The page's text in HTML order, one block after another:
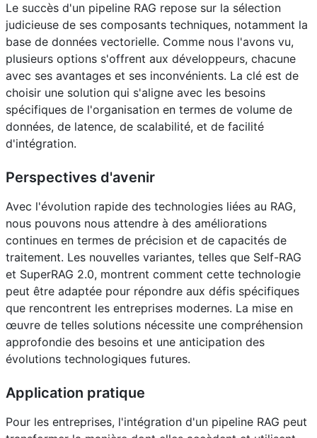
Le succès d'un pipeline RAG repose sur la sélection
judicieuse de ses composants techniques, notamment la
base de données vectorielle. Comme nous l'avons vu,
plusieurs options s'offrent aux développeurs, chacune
avec ses avantages et ses inconvénients. La clé est de
choisir une solution qui s'aligne avec les besoins
spécifiques de l'organisation en termes de volume de
données, de latence, de scalabilité, et de facilité
d'intégration.
Perspectives d'avenir
Avec l'évolution rapide des technologies liées au RAG,
nous pouvons nous attendre à des améliorations
continues en termes de précision et de capacités de
traitement. Les nouvelles variantes, telles que Self-RAG
et SuperRAG 2.0, montrent comment cette technologie
peut être adaptée pour répondre aux défis spécifiques
que rencontrent les entreprises modernes. La mise en
œuvre de telles solutions nécessite une compréhension
approfondie des besoins et une anticipation des
évolutions technologiques futures.
Application pratique
Pour les entreprises, l'intégration d'un pipeline RAG peut